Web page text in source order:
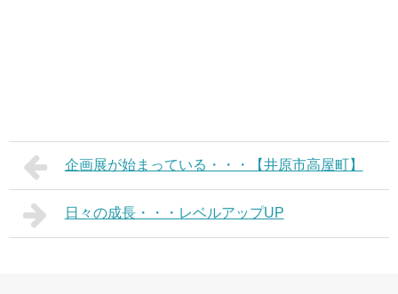
企画展が始まっている・・・【井原市高屋町】
日々の成長・・・レベルアップUP